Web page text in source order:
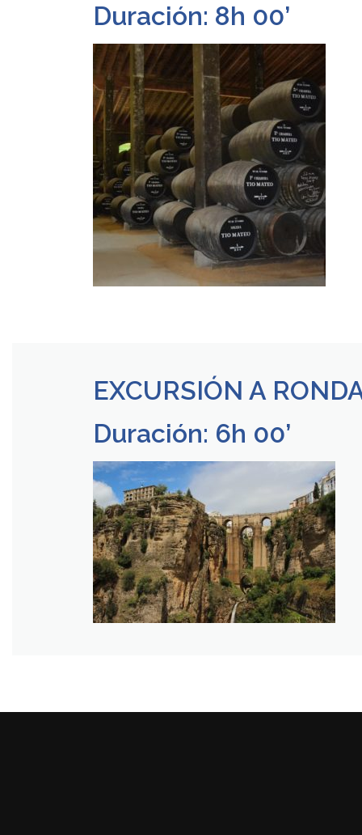
Duración: 8h 00’
EXCURSIÓN A
Duración: 6h 00’